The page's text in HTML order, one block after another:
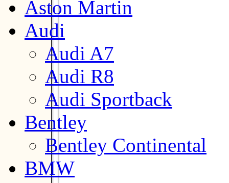
Aston Martin
Audi
Audi A7
Audi R8
Audi Sportback
Bentley
Bentley Continental
BMW